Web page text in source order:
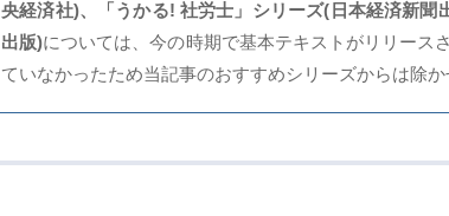
央経済社)、「うかる! 社労士」シリーズ(日本経済新聞
出版)については、今の時期で基本テキストがリリース
ていなかったため当記事のおすすめシリーズからは除か